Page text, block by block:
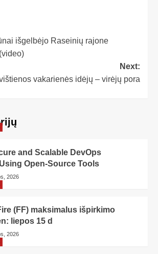
išgelbėjo Raseinių rajone
Next:
vakarienės idėjų – virėjų pora
and Scalable DevOps
Open-Source Tools
2026
(FF) maksimalus išpirkimo
liepos 15 d
2026